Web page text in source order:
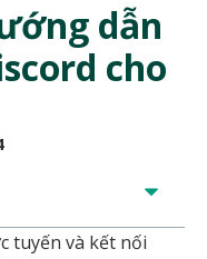
dẫn
cho
tuyến và kết nối